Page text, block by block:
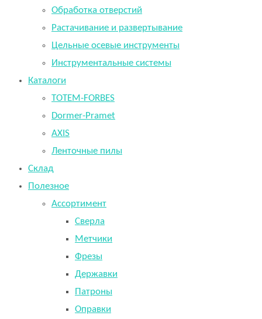
Обработка отверстий
Растачивание и развертывание
Цельные осевые инструменты
Инструментальные системы
Каталоги
TOTEM-FORBES
Dormer-Pramet
AXIS
Ленточные пилы
Склад
Полезное
Ассортимент
Сверла
Метчики
Фрезы
Державки
Патроны
Оправки